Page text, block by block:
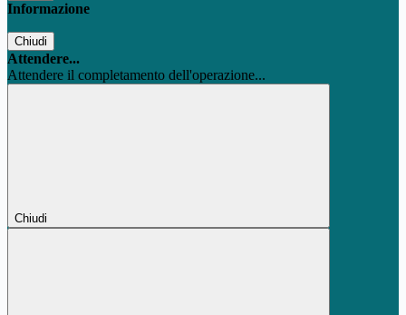
Informazione
Chiudi
Attendere...
Attendere il completamento dell'operazione...
Chiudi